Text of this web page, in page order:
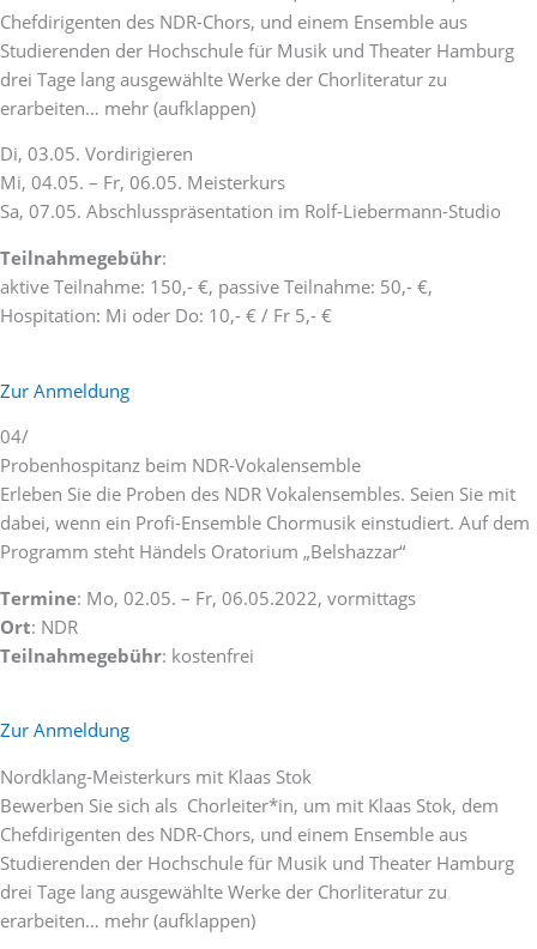
Chefdirigenten des NDR-Chors, und einem Ensemble aus
Studierenden der Hochschule für Musik und Theater Hamburg
drei Tage lang ausgewählte Werke der Chorliteratur zu
erarbeiten… mehr (aufklappen)
Di, 03.05. Vordirigieren
Mi, 04.05. – Fr, 06.05. Meisterkurs
Sa, 07.05. Abschlusspräsentation im Rolf-Liebermann-Studio
Teilnahmegebühr:
aktive Teilnahme: 150,- €, passive Teilnahme: 50,- €,
Hospitation: Mi oder Do: 10,- € / Fr 5,- €
Zur Anmeldung
04/
Probenhospitanz beim NDR-Vokalensemble
Erleben Sie die Proben des NDR Vokalensembles. Seien Sie mit
dabei, wenn ein Profi-Ensemble Chormusik einstudiert. Auf dem
Programm steht Händels Oratorium „Belshazzar“
Termine: Mo, 02.05. – Fr, 06.05.2022, vormittags
Ort: NDR
Teilnahmegebühr: kostenfrei
Zur Anmeldung
Nordklang-Meisterkurs mit Klaas Stok
Bewerben Sie sich als Chorleiter*in, um mit Klaas Stok, dem
Chefdirigenten des NDR-Chors, und einem Ensemble aus
Studierenden der Hochschule für Musik und Theater Hamburg
drei Tage lang ausgewählte Werke der Chorliteratur zu
erarbeiten… mehr (aufklappen)